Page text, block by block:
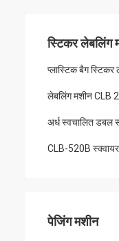
स्टिकर लेबलिंग
प्लास्टिक बैग
लेबलिंग मशीन CLB
अर्ध स्वचालित डबल
CLB-520B
पेजिंग मशीन